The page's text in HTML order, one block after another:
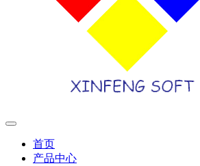
首页
产品中心